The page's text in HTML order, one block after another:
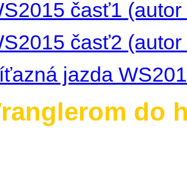
časť1
časť2
jazda
do